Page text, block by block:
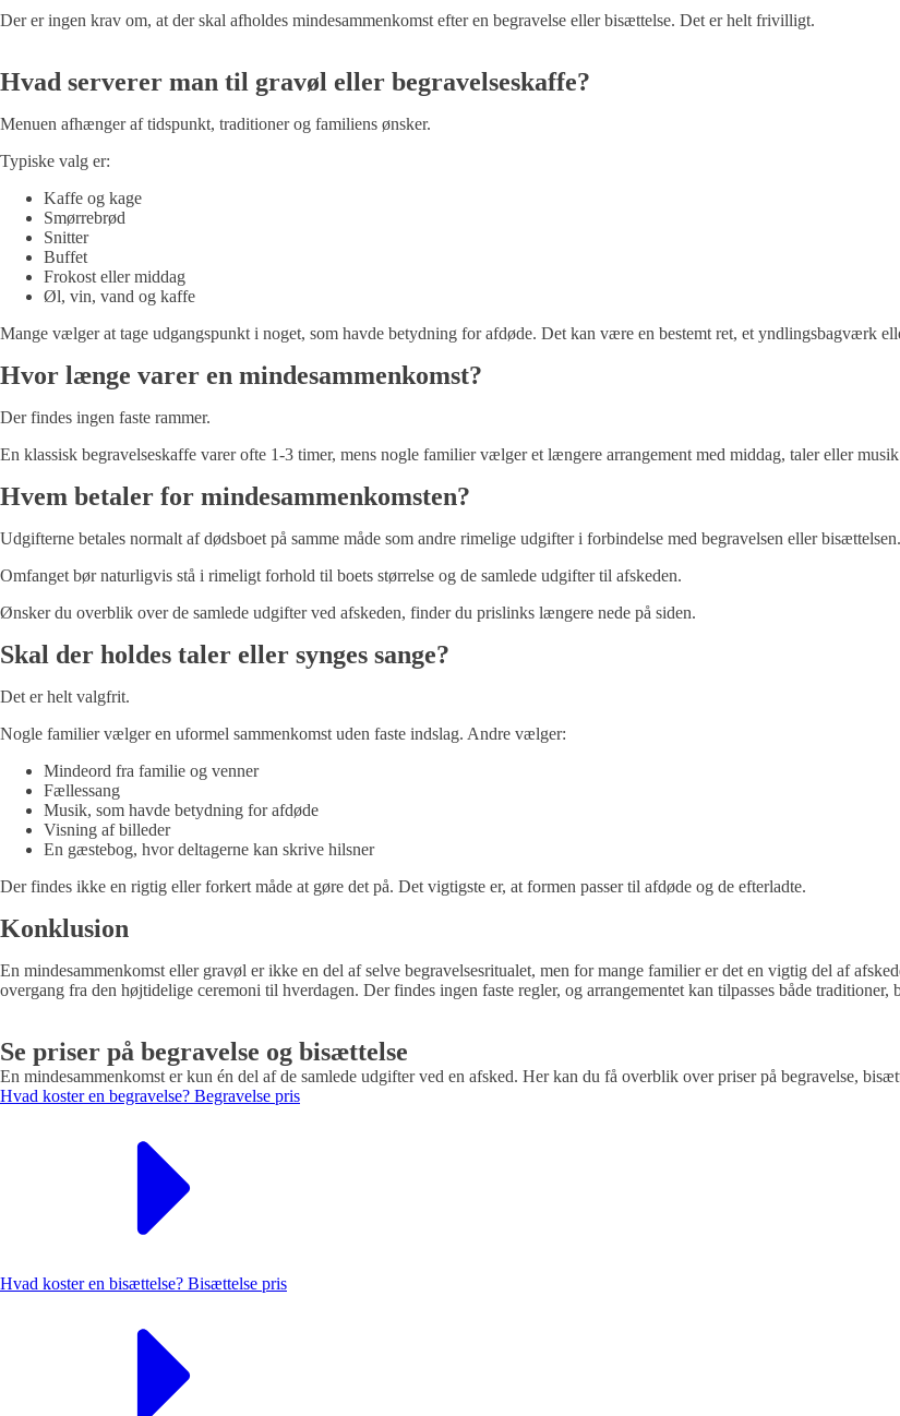
Der er ingen krav om, at der skal afholdes mindesammenkomst efter en begravelse eller bisættelse. Det er helt frivilligt.
Hvad serverer man til gravøl eller begravelseskaffe?
Menuen afhænger af tidspunkt, traditioner og familiens ønsker.
Typiske valg er:
Kaffe og kage
Smørrebrød
Snitter
Buffet
Frokost eller middag
Øl, vin, vand og kaffe
Mange vælger at tage udgangspunkt i noget, som havde betydning for afdøde. Det kan være en bestemt ret, et yndlingsbagværk
Hvor længe varer en mindesammenkomst?
Der findes ingen faste rammer.
En klassisk begravelseskaffe varer ofte 1-3 timer, mens nogle familier vælger et længere arrangement med middag, taler eller
Hvem betaler for mindesammenkomsten?
Udgifterne betales normalt af dødsboet på samme måde som andre rimelige udgifter i forbindelse med begravelsen eller bisættelsen.
Omfanget bør naturligvis stå i rimeligt forhold til boets størrelse og de samlede udgifter til afskeden.
Ønsker du overblik over de samlede udgifter ved afskeden, finder du prislinks længere nede på siden.
Skal der holdes taler eller synges sange?
Det er helt valgfrit.
Nogle familier vælger en uformel sammenkomst uden faste indslag. Andre vælger:
Mindeord fra familie og venner
Fællessang
Musik, som havde betydning for afdøde
Visning af billeder
En gæstebog, hvor deltagerne kan skrive hilsner
Der findes ikke en rigtig eller forkert måde at gøre det på. Det vigtigste er, at formen passer til afdøde og de efterladte.
Konklusion
En mindesammenkomst eller gravøl er ikke en del af selve begravelsesritualet, men for mange familier er det en vigtig del af
overgang fra den højtidelige ceremoni til hverdagen. Der findes ingen faste regler, og arrangementet kan tilpasses både traditioner,
Se priser på begravelse og bisættelse
En mindesammenkomst er kun én del af de samlede udgifter ved en afsked. Her kan du få overblik over priser på begravelse,
Hvad koster en begravelse? Begravelse pris
Hvad koster en bisættelse? Bisættelse pris